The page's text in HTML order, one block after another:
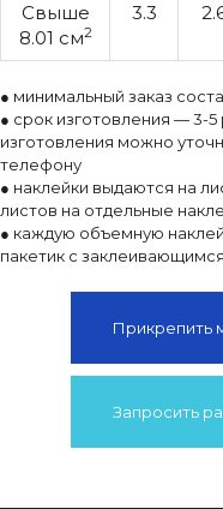
Свыше
8.01 см2
3.3
● минимальный заказ
● срок изготовления — 3-
изготовления можно
телефону
● наклейки выдаются на
листов на отдельные
● каждую объемную
пакетик с
Прикрепить
Запросить